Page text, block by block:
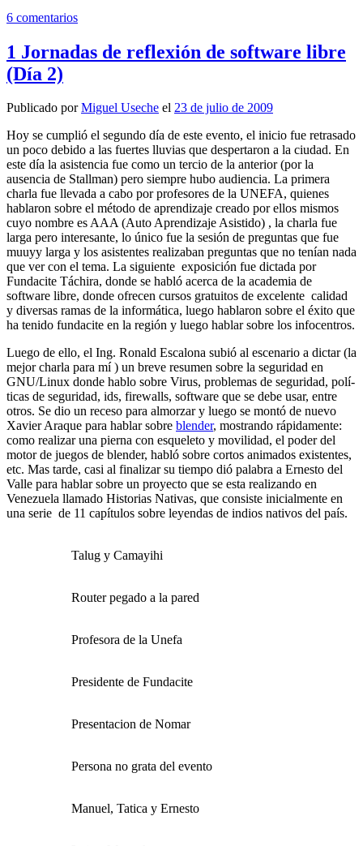
6 comentarios
1 Jornadas de reflexión de software libre
(Dí­a 2)
Publicado porMiguel Useche el 23 de julio de 2009
Hoy se cumplió el segundo dí­a de este evento, el inicio fue retrasado
un poco debido a las fuertes lluvias que despertaron a la ciudad. En
este dí­a la asistencia fue como un tercio de la anterior (por la
ausencia de Stallman) pero siempre hubo audiencia. La primera
charla fue llevada a cabo por profesores de la UNEFA, quienes
hablaron sobre el método de aprendizaje creado por ellos mismos
cuyo nombre es AAA (Auto Aprendizaje Asistido) , la charla fue
larga pero interesante, lo único fue la sesión de preguntas que fue
muuyy larga y los asistentes realizaban preguntas que no tení­an nada
que ver con el tema. La siguiente exposición fue dictada por
Fundacite Táchira, donde se habló acerca de la academia de
software libre, donde ofrecen cursos gratuitos de excelente calidad
y diversas ramas de la informática, luego hablaron sobre el éxito que
ha tenido fundacite en la región y luego hablar sobre los infocentros.
Luego de ello, el Ing. Ronald Escalona subió al escenario a dictar (la
mejor charla para mí­ ) un breve resumen sobre la seguridad en
GNU/Linux donde hablo sobre Virus, problemas de seguridad, polí­
ticas de seguridad, ids, firewalls, software que se debe usar, entre
otros. Se dio un receso para almorzar y luego se montó de nuevo
Xavier Araque para hablar sobre blender, mostrando rápidamente:
como realizar una pierna con esqueleto y movilidad, el poder del
motor de juegos de blender, habló sobre cortos animados existentes,
etc. Mas tarde, casi al finalizar su tiempo dió palabra a Ernesto del
Valle para hablar sobre un proyecto que se esta realizando en
Venezuela llamado Historias Nativas, que consiste inicialmente en
una serie de 11 capí­tulos sobre leyendas de indios nativos del paí­s.
Talug y Camayihi
Router pegado a la pared
Profesora de la Unefa
Presidente de Fundacite
Presentacion de Nomar
Persona no grata del evento
Manuel, Tatica y Ernesto